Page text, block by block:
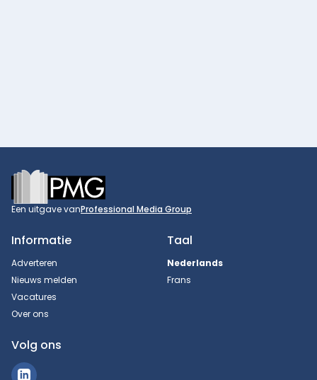
Footer
Een uitgave vanProfessional Media Group
Informatie
Adverteren
Nieuws melden
Vacatures
Over ons
Taal
Nederlands
Frans
Volg ons